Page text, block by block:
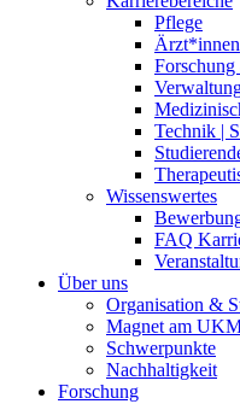
Pflege
Ärzt*innen
Technik |
Wissenswertes
FAQ
Über uns
Organisation &
Magnet am
Schwerpunkte
Nachhaltigkeit
Forschung